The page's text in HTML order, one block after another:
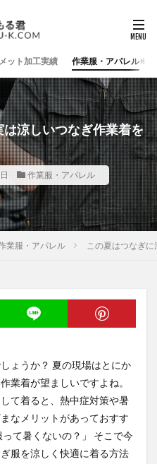
ット加工実績 作業服・アパレル
涼しいつなぎ作業着を
作業服・アパレル
業服・アパレル この夏はつなぎ
ょうか？ 夏の現場はとにか
業着が望ましいですよね。
て着ると、熱中症対策や暑
なメリットがあっておすす
て暑くないの？」 そこで今
服を涼しく快適に着る方法